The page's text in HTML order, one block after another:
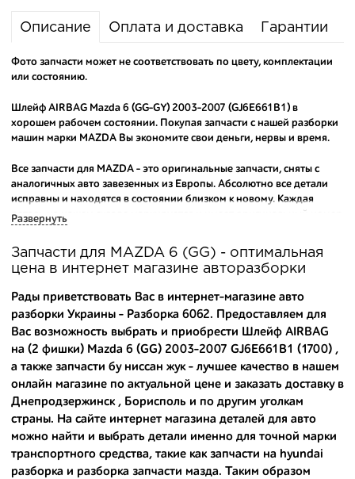
Описание Оплата и доставка Гарантии
Фото запчасти может не соответствовать по цвету, комплектации
или состоянию.
Шлейф AIRBAG Mazda 6 (GG-GY) 2003-2007 (GJ6E661B1) в
хорошем рабочем состоянии. Покупая запчасти с нашей разборки
машин марки MAZDA Вы экономите свои деньги, нервы и время.
Все запчасти для MAZDA - это оригинальные запчасти, сняты с
аналогичных авто завезенных из Европы. Абсолютно все детали
исправны и находятся в состоянии близком к новому. Каждая
деталь на нашем складе маркируется и имеет оригинальный номер
Вашему вниманию предлагаем широкий ассортимент
автозапчастей для MAZDA 6 (GG) 2003-2007и других популярных
марок. Мы продаем оригинальные и высококачественные запчасти,
отказываясь от контрафактных аналогов.
Многие наши оптовые клиенты рекомендуют именно нашу
разборку как надежного и проверенного продавца. Если вам
требуется приобрести оптовую партию деталей для японских
автомобилей, то консультанты нашего интернет-магазина
подберут вам товар и укомплектуют партию. Также мы поможем с
правильным выбором по каталогу автозапчастей.
Купить комплектующие для авто с разборки – хорошее решение.
Ведь наши запчасти:
Развернуть
Запчасти для MAZDA 6 (GG) - оптимальная
цена в интернет магазине авторазборки
Рады приветствовать Вас в интернет-магазине авто
разборки Украины - Разборка 6062. Предоставляем для
Вас возможность выбрать и приобрести Шлейф AIRBAG
на (2 фишки) Mazda 6 (GG) 2003-2007 GJ6E661B1 (1700) ,
а также запчасти бу ниссан жук- лучшее качество в нашем
онлайн магазине по актуальной цене и заказать доставку в
Днепродзержинск , Борисполь и по другим уголкам
страны. На сайте интернет магазина деталей для авто
можно найти и выбрать детали именно для точной марки
транспортного средства, такие какзапчасти на hyundai
разборка и разборка запчасти мазда. Таким образом